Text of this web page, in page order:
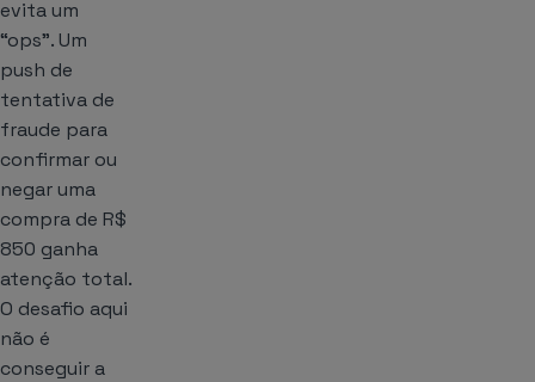
evita um
“ops”. Um
push de
tentativa de
fraude para
confirmar ou
negar uma
compra de R$
850 ganha
atenção total.
O desafio aqui
não é
conseguir a